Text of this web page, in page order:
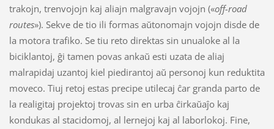
trakojn, trenvojojn kaj aliajn malgravajn vojojn («off-road
routes»). Sekve de tio ili formas aŭtonomajn vojojn disde de
la motora trafiko. Se tiu reto direktas sin unualoke al la
biciklantoj, ĝi tamen povas ankaŭ esti uzata de aliaj
malrapidaj uzantoj kiel piedirantoj aŭ personoj kun reduktita
moveco. Tiuj retoj estas precipe utilecaj ĉar granda parto de
la realigitaj projektoj trovas sin en urba ĉirkaŭaĵo kaj
kondukas al stacidomoj, al lernejoj kaj al laborlokoj. Fine,